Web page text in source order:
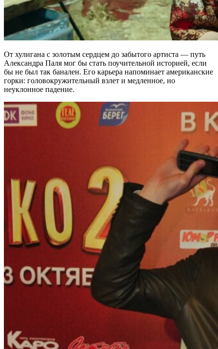
От хулигана с золотым сердцем до забытого артиста — путь
Александра Паля мог бы стать поучительной историей, если
бы не был так банален. Его карьера напоминает американские
горки: головокружительный взлет и медленное, но
неуклонное падение.